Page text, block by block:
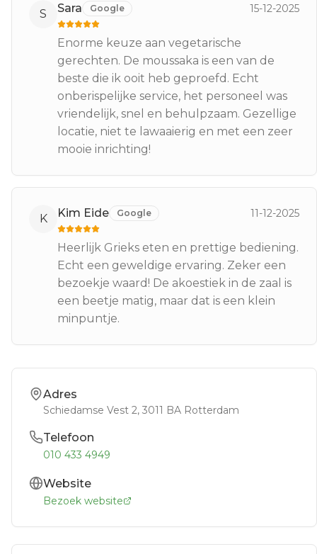
S Sara Google 15-12-2025
Enorme keuze aan vegetarische
gerechten. De moussaka is een van de
beste die ik ooit heb geproefd. Echt
onberispelijke service, het personeel was
vriendelijk, snel en behulpzaam. Gezellige
locatie, niet te lawaaierig en met een zeer
mooie inrichting!
K Kim Eide Google 11-12-2025
Heerlijk Grieks eten en prettige bediening.
Echt een geweldige ervaring. Zeker een
bezoekje waard! De akoestiek in de zaal is
een beetje matig, maar dat is een klein
minpuntje.
Adres
Schiedamse Vest 2, 3011 BA Rotterdam
Telefoon
010 433 4949
Website
Bezoek website